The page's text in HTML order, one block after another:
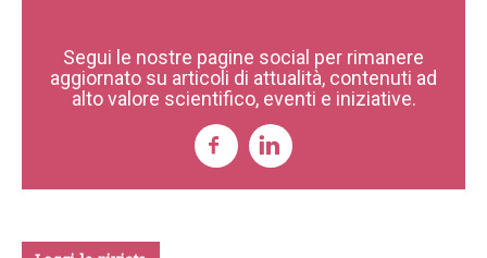
Segui le nostre pagine social per rimanere
aggiornato su articoli di attualità, contenuti ad
alto valore scientifico, eventi e iniziative.